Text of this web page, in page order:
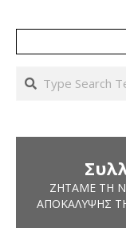
Search
ΖΗΤΆΜΕ ΤΗ
ΑΠΟΚΆΛΥΨΗΣ